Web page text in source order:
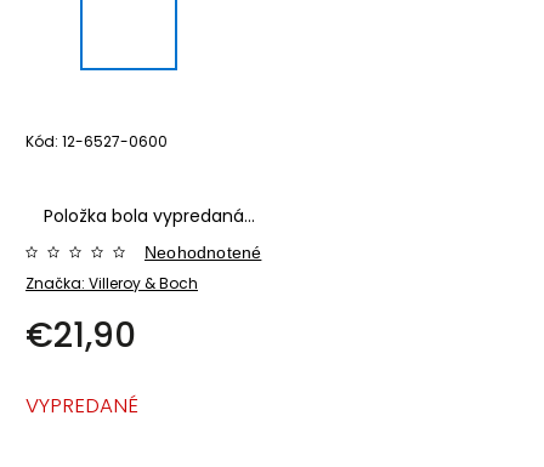
Kód: 12-6527-0600
Položka bola vypredaná…
Značka: Villeroy & Boch
Neohodnotené
€21,90
VYPREDANÉ